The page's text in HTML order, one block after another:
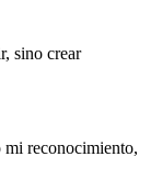
sino crear
mi reconocimiento,